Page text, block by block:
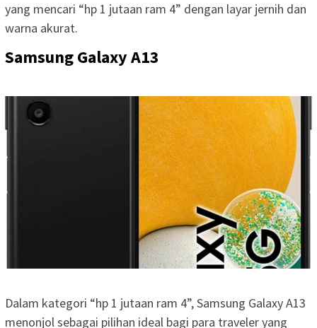
yang mencari “hp 1 jutaan ram 4” dengan layar jernih dan
warna akurat.
Samsung Galaxy A13
Dalam kategori “hp 1 jutaan ram 4”, Samsung Galaxy A13
menonjol sebagai pilihan ideal bagi para traveler yang